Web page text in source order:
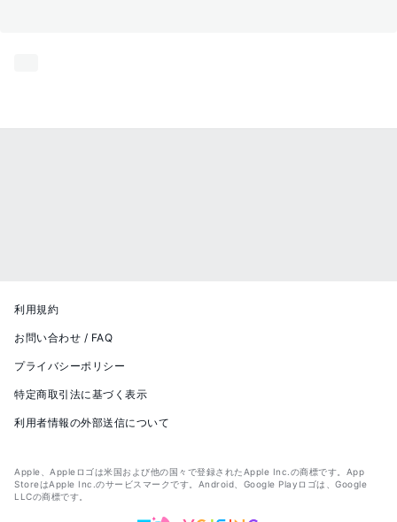
利用規約
お問い合わせ / FAQ
プライバシーポリシー
特定商取引法に基づく表示
利用者情報の外部送信について
Apple、Appleロゴは米国および他の国々で登録されたApple Inc.の商標です。App
StoreはApple Inc.のサービスマークです。Android、Google Playロゴは、Google
LLCの商標です。